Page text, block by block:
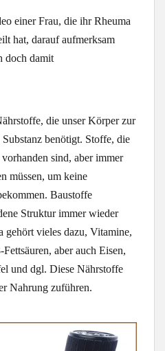
einer Frau, die ihr Rheuma
hat, darauf aufmerksam
doch damit
die unser Körper zur
benötigt. Stoffe, die
sind, aber immer
müssen, um keine
Baustoffe
Struktur immer wieder
gehört vieles dazu, Vitamine,
aber auch Eisen,
und dgl. Diese Nährstoffe
Nahrung zuführen.